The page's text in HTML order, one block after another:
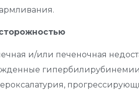
и/или печеночная